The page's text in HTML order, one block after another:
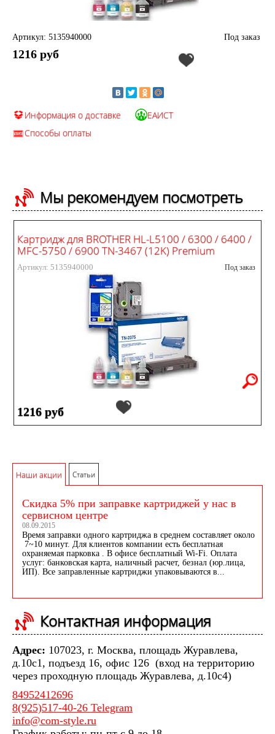
Артикул: 5135940000 Под заказ
1216 руб
Информация о доставке
ЕАИСТ
Способы оплаты
Мы рекомендуем посмотреть
Картридж для BROTHER HL-L5100 / 6300 / 6400 /
MFC-5750 / 6900 TN-3467 (12K) Premium
Артикул: 5135940000 Под заказ
1216 руб
Наши акции
Скидка 5% при заправке картриджей у нас в
сервисном центре
08.09.2015
Время заправки одного картриджа в среднем составляет около
7~10 минут. Для клиентов компании есть бесплатная
охраняемая парковка . В офисе бесплатный Wi-Fi. Оплата
услуг: банковская карта, наличный расчет, безнал (юр.лица,
ИП). Все заправленные картриджи упаковываются в...
Статьи
Контактная информация
Адрес: 107023, г. Москва, площадь Журавлева,
д.10с1, подъезд 16, офис 126 (вход на территорию
через проходную площадь Журавлева, д.10с4)
84952412696
8(925)517-40-26 Telegram
info@com-style.ru